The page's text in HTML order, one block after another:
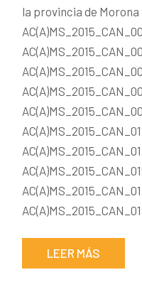
la provincia de
LEER MÁS